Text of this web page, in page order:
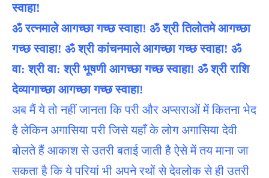
स्वाहा!
ॐ रत्नमाले आगच्छा गच्छ स्वाहा! ॐ श्री तिलोतमे आगच्छा
गच्छ स्वाहा! ॐ श्री कांचनमाले आगच्छा गच्छ स्वाहा! ॐ
वा: श्री वा: श्री भूषणी आगच्छा गच्छ स्वाहा! ॐ श्री राशि
देव्यागाच्छा आगच्छा गच्छ स्वाहा!
अब मैं ये तो नहीं जानता कि परी और अप्सराओं में कितना भेद
है लेकिन अगासिया परी जिसे यहाँ के लोग अगासिया देवी
बोलते हैं आकाश से उतरी बताई जाती है ऐसे में तय माना जा
सकता है कि ये परियां भी अपने रथों से देवलोक से ही उतरी